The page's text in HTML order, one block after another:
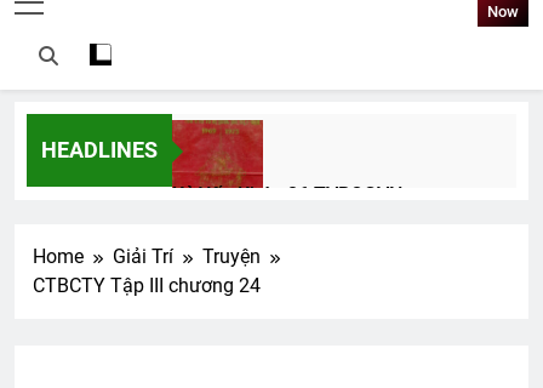
Now
HEADLINES
Kỷ Yếu Khóa 26 TVBQGVN
Home Giải Trí
Truyện
CTBCTY Tập III chương 24